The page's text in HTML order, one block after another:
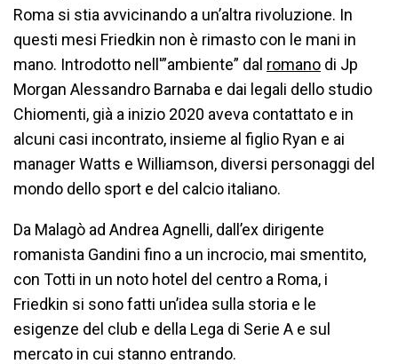
Roma si stia avvicinando a un’altra rivoluzione. In
questi mesi Friedkin non è rimasto con le mani in
mano. Introdotto nell'”ambiente” dal romano di Jp
Morgan Alessandro Barnaba e dai legali dello studio
Chiomenti, già a inizio 2020 aveva contattato e in
alcuni casi incontrato, insieme al figlio Ryan e ai
manager Watts e Williamson, diversi personaggi del
mondo dello sport e del calcio italiano.
Da Malagò ad Andrea Agnelli, dall’ex dirigente
romanista Gandini fino a un incrocio, mai smentito,
con Totti in un noto hotel del centro a Roma, i
Friedkin si sono fatti un’idea sulla storia e le
esigenze del club e della Lega di Serie A e sul
mercato in cui stanno entrando.